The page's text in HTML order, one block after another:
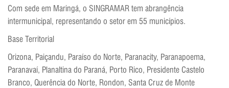
Com sede em Maringá, o SINGRAMAR tem abrangência
intermunicipal, representando o setor em 55 municípios.
Base Territorial
Orizona, Paiçandu, Paraíso do Norte, Paranacity, Paranapoema,
Paranavaí, Planaltina do Paraná, Porto Rico, Presidente Castelo
Branco, Querência do Norte, Rondon, Santa Cruz de Monte